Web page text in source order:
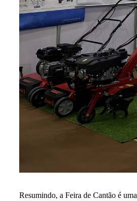
Resumindo, a Feira de Cantão é